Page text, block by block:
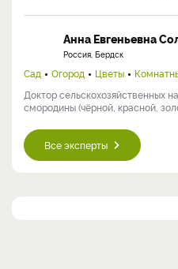
Анна Евгеньевна
Россия, Бердск
Сад Огород Цветы
Доктор сельскохозяйственных
смородины (чёрной, красной,
Все эксперты